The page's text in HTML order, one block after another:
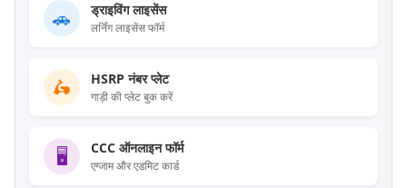
🚗 ड्राइविंग लाइसेंस
लर्निंग लाइसेंस फॉर्म
🛵 HSRP नंबर प्लेट
गाड़ी की प्लेट बुक करें
🖥️ CCC ऑनलाइन फॉर्म
एग्जाम और एडमिट कार्ड